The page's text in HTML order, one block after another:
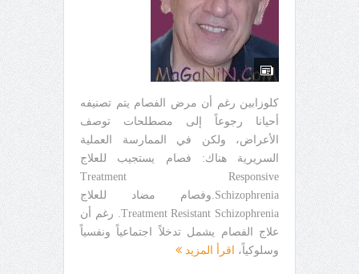
كلوزابين رغم أن مرض الفصام يتم تصنيفه
أحيانا رجوعاً إلى مصطلحات توصف
الأعراض، ولكن في الممارسة العملية
السريرية هناك: فصام يستجيب للعلاج
Treatment Responsive
Schizophrenia.وفصام مضاد للعلاج
Treatment Resistant Schizophrenia. رغم أن
علاج الفصام يشمل تدخلاً اجتماعياً ونفسياً
وسلوكياً،
اقرأ المزيد